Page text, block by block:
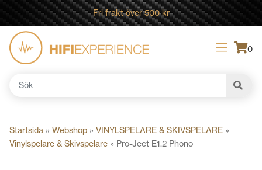
Fri frakt över 500 kr
0
Sök
Startsida » Webshop » VINYLSPELARE & SKIVSPELARE »
Vinylspelare & Skivspelare » Pro-Ject E1.2 Phono